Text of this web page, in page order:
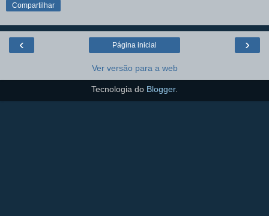
Compartilhar
‹ ›
Página inicial
Ver versão para a web
Tecnologia do Blogger.